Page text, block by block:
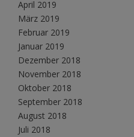
April 2019
März 2019
Februar 2019
Januar 2019
Dezember 2018
November 2018
Oktober 2018
September 2018
August 2018
Juli 2018